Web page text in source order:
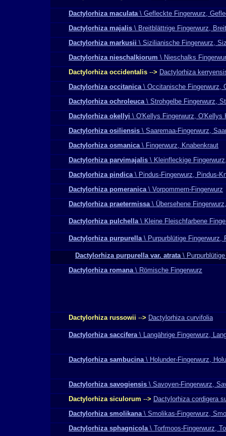
Dactylorhiza maculata \ Gefleckte Fingerwurz,
Dactylorhiza majalis \ Breitblättrige Fingerwurz,
Dactylorhiza markusii \ Sizilianische Fingerwurz,
Dactylorhiza nieschalkiorum \ Nieschalks
Dactylorhiza occidentalis --> Dactylorhiza
Dactylorhiza occitanica \ Occitanische Fingerwurz,
Dactylorhiza ochroleuca \ Strohgelbe Fingerwurz,
Dactylorhiza okellyi \ O'Kellys Fingerwurz, O'Kellys
Dactylorhiza osiliensis \ Saaremaa-Fingerwurz,
Dactylorhiza osmanica \ Fingerwurz, Knabenkraut
Dactylorhiza parvimajalis \ Kleinfleckige
Dactylorhiza pindica \ Pindus-Fingerwurz, Pindus-
Dactylorhiza pomeranica \ Vorpommern-Fingerwurz
Dactylorhiza praetermissa \ Übersehene
Dactylorhiza pulchella \ Kleine Fleischfarbene
Dactylorhiza purpurella \ Purpurblütige Fingerwurz,
Dactylorhiza purpurella var. atrata \
Dactylorhiza romana \ Römische Fingerwurz
Dactylorhiza russowii --> Dactylorhiza curvifolia
Dactylorhiza saccifera \ Langährige Fingerwurz,
Dactylorhiza sambucina \ Holunder-Fingerwurz,
Dactylorhiza savogiensis \ Savoyen-Fingerwurz,
Dactylorhiza siculorum --> Dactylorhiza cordigera
Dactylorhiza smolikana \ Smolikas-Fingerwurz,
Dactylorhiza sphagnicola \ Torfmoos-Fingerwurz,